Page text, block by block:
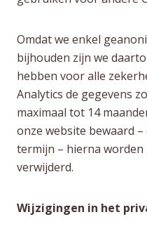
Omdat we enkel
bijhouden zijn we
hebben voor alle
Analytics de gegevens
maximaal tot 14
onze website bewaard
termijn – hierna worden
verwijderd.
Wijzigingen in het